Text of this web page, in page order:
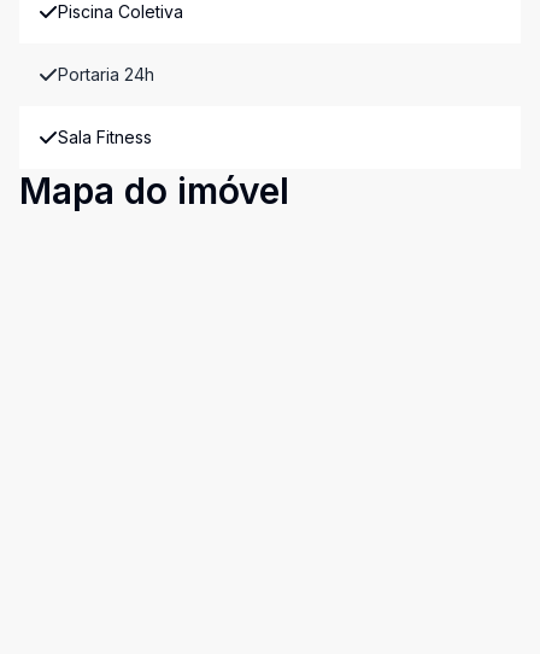
Piscina Coletiva
Portaria 24h
Sala Fitness
Mapa do imóvel